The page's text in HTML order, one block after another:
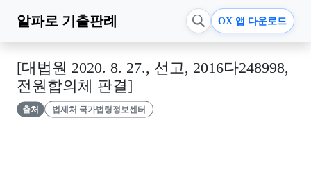
알파로 기출판례 OX 앱 다운로드
[대법원 2020. 8. 27., 선고, 2016다248998,
전원합의체 판결]
출처 법제처 국가법령정보센터